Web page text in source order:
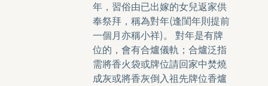
年，習俗由已出嫁的女兒返家供
奉祭拜，稱為對年(逢閨年則提前
一個月亦稱小祥)。 對年是有牌
位的，會有合爐儀軌；合爐泛指
需將香火袋或牌位請回家中焚燒
成灰或將香灰倒入祖先牌位香爐